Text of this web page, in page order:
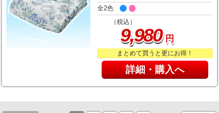
全2色
（税込）
9,980円
まとめて買うと更にお得！
詳細・購入へ